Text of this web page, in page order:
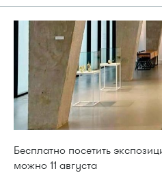
Бесплатно посетить
можно 11 августа